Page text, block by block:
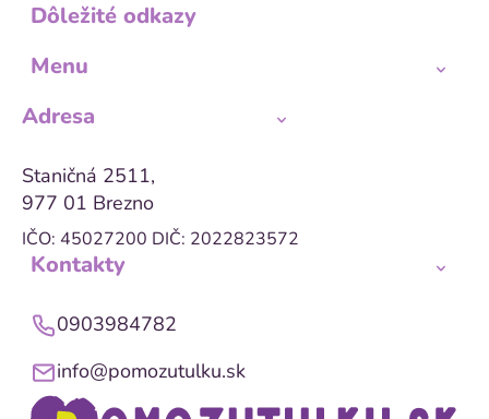
Dôležité odkazy
Menu
Adresa
Staničná 2511,
977 01 Brezno
IČO: 45027200 DIČ: 2022823572
Kontakty
0903984782
info@pomozutulku.sk